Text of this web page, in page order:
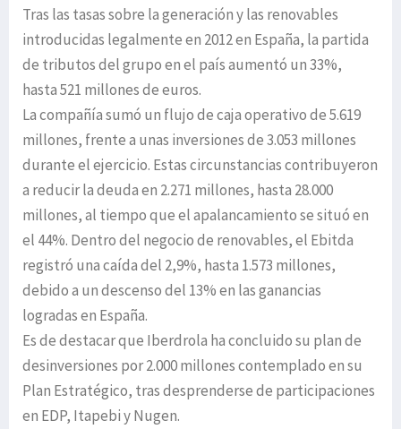
Tras las tasas sobre la generación y las renovables
introducidas legalmente en 2012 en España, la partida
de tributos del grupo en el país aumentó un 33%,
hasta 521 millones de euros.
La compañía sumó un flujo de caja operativo de 5.619
millones, frente a unas inversiones de 3.053 millones
durante el ejercicio. Estas circunstancias contribuyeron
a reducir la deuda en 2.271 millones, hasta 28.000
millones, al tiempo que el apalancamiento se situó en
el 44%. Dentro del negocio de renovables, el Ebitda
registró una caída del 2,9%, hasta 1.573 millones,
debido a un descenso del 13% en las ganancias
logradas en España.
Es de destacar que Iberdrola ha concluido su plan de
desinversiones por 2.000 millones contemplado en su
Plan Estratégico, tras desprenderse de participaciones
en EDP, Itapebi y Nugen.